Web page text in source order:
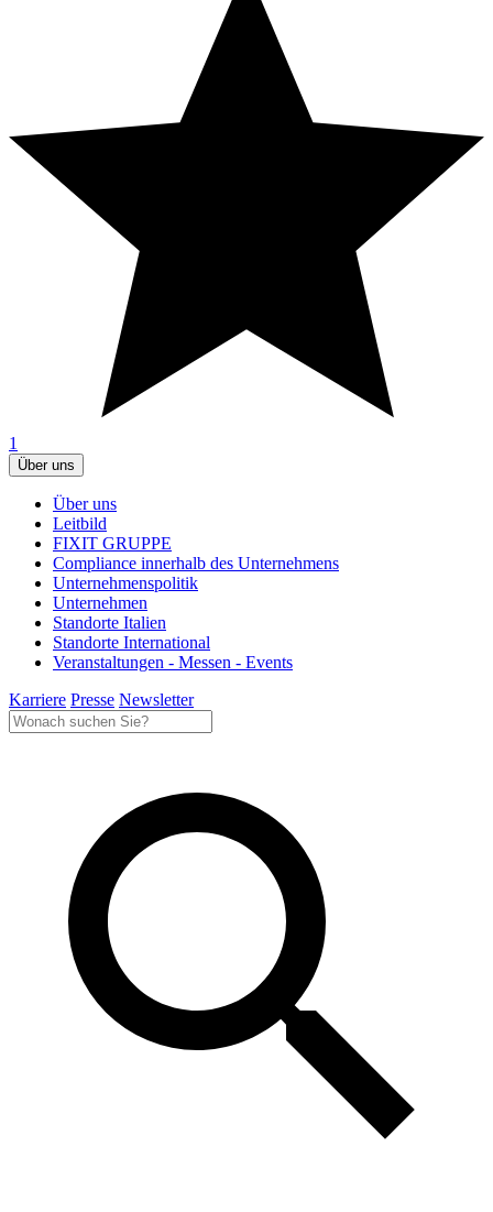
1
Über uns
Über uns
Leitbild
FIXIT GRUPPE
Compliance innerhalb des Unternehmens
Unternehmenspolitik
Unternehmen
Standorte Italien
Standorte International
Veranstaltungen - Messen - Events
Karriere Presse Newsletter